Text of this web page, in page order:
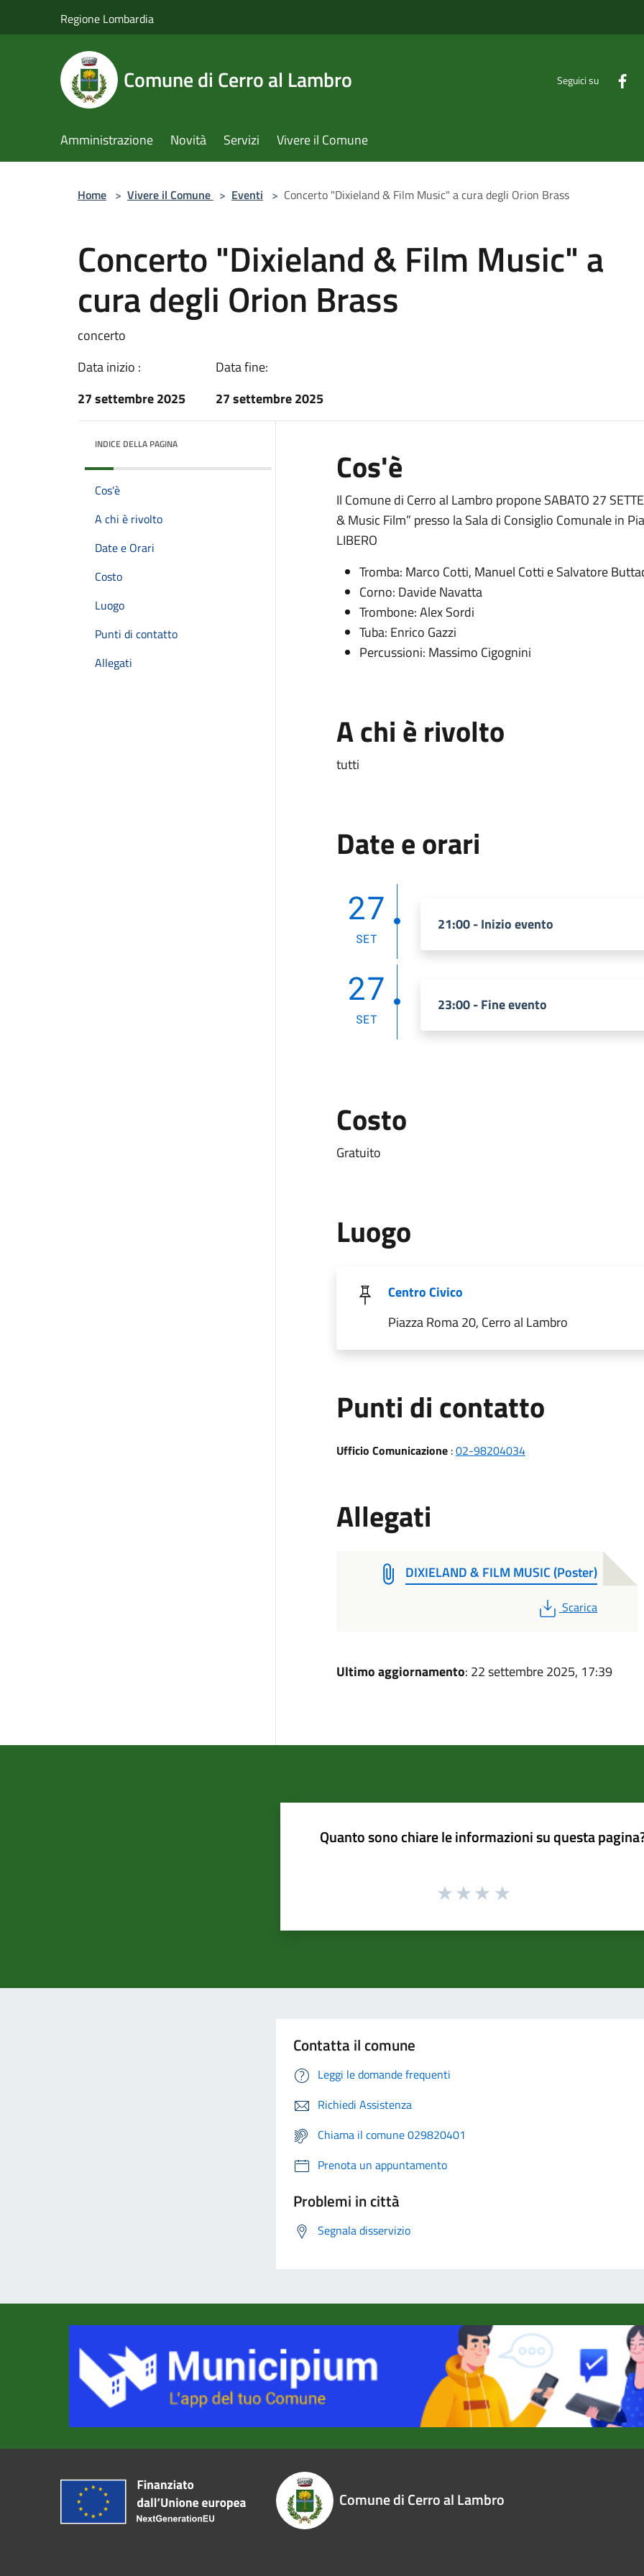
Regione Lombardia
Comune di Cerro al Lambro Seguici su
Amministrazione Novità Servizi Vivere il Comune
Home > Vivere il Comune > Eventi > Concerto "Dixieland & Film Music" a cura degli Orion Brass
Concerto "Dixieland & Film Music" a
cura degli Orion Brass
concerto
Data inizio :
27 settembre 2025
Data fine:
27 settembre 2025
INDICE DELLA PAGINA
Cos'è
A chi è rivolto
Date e Orari
Costo
Luogo
Punti di contatto
Allegati
Cos'è
Il Comune di Cerro al Lambro propone SABATO 27
& Music Film” presso la Sala di Consiglio Comunale in
LIBERO
Tromba: Marco Cotti, Manuel Cotti e Salvatore
Corno: Davide Navatta
Trombone: Alex Sordi
Tuba: Enrico Gazzi
Percussioni: Massimo Cigognini
A chi è rivolto
tutti
Date e orari
27
SET
21:00 - Inizio evento
27
SET
23:00 - Fine evento
Costo
Gratuito
Luogo
Centro Civico
Piazza Roma 20, Cerro al Lambro
Punti di contatto
Ufficio Comunicazione:02-98204034
Allegati
DIXIELAND & FILM MUSIC (Poster)
PDF
Scarica
Ultimo aggiornamento: 22 settembre 2025, 17:39
Quanto sono chiare le informazioni su questa
Contatta il comune
Leggi le domande frequenti
Richiedi Assistenza
Chiama il comune 029820401
Prenota un appuntamento
Problemi in città
Segnala disservizio
Comune di Cerro al Lambro